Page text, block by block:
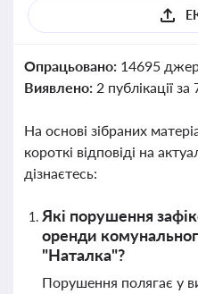
Опрацьовано: 14695
Виявлено: 2 публікації за
На основі зібраних
короткі відповіді на
дізнаєтесь:
Які порушення
оренди
"Наталка"?
Порушення полягає у